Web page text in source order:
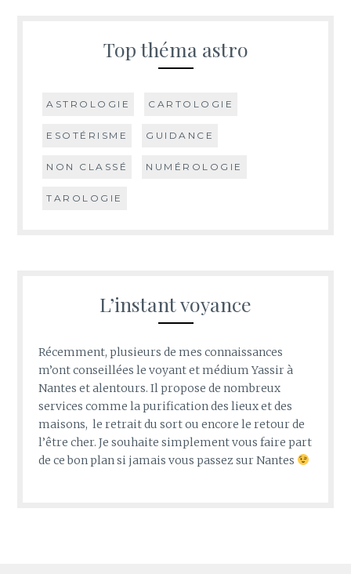
Top théma astro
ASTROLOGIE CARTOLOGIE
ESOTÉRISME GUIDANCE
NON CLASSÉ NUMÉROLOGIE
TAROLOGIE
L’instant voyance
Récemment, plusieurs de mes connaissances
m’ont conseillées le voyant et médium Yassir à
Nantes et alentours. Il propose de nombreux
services comme la purification des lieux et des
maisons, le retrait du sort ou encore le retour de
l’être cher. Je souhaite simplement vous faire part
de ce bon plan si jamais vous passez sur Nantes